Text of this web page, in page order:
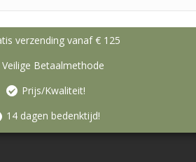
verzending vanaf € 125
Veilige Betaalmethode
Prijs/Kwaliteit!
14 dagen bedenktijd!